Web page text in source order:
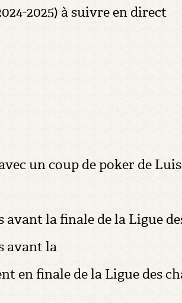
2025) à suivre en direct
un coup de poker de
la finale de la Ligue
avant la
finale de la Ligue des